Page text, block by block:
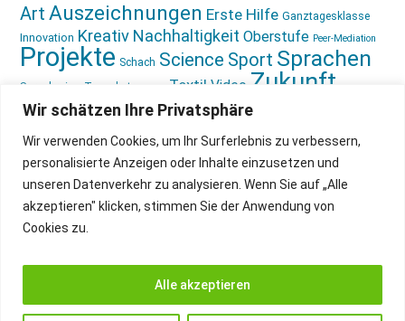
Wir schätzen Ihre Privatsphäre
Wir verwenden Cookies, um Ihr Surferlebnis zu verbessern,
personalisierte Anzeigen oder Inhalte einzusetzen und
unseren Datenverkehr zu analysieren. Wenn Sie auf „Alle
akzeptieren" klicken, stimmen Sie der Anwendung von
Cookies zu.
Alle akzeptieren
Art Auszeichnungen Erste Hilfe Ganztagesklasse
Innovation Kreativ Nachhaltigkeit Oberstufe Peer-Mediation
Projekte Schach Science Sport Sprachen
Sprachreise Tagesbetreuung Textil Video Zukunft
gestalten Ökologie
IMPRESSUM